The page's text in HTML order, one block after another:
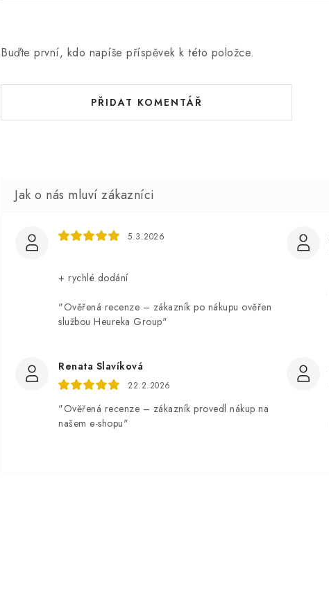
Buďte první, kdo napíše příspěvek k této položce.
PŘIDAT KOMENTÁŘ
5.3.2026
+ rychlé dodání
"Ověřená recenze – zákazník po nákupu ověřen
službou Heureka Group"
Renata Slavíková
22.2.2026
"Ověřená recenze – zákazník provedl nákup na
našem e-shopu"